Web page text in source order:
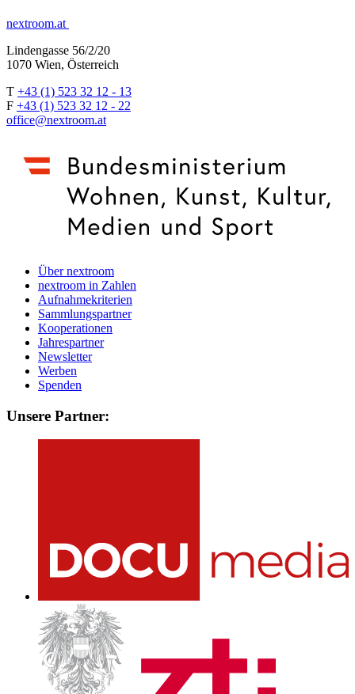
nextroom.at
Lindengasse 56/2/20
1070 Wien, Österreich
T +43 (1) 523 32 12 - 13
F +43 (1) 523 32 12 - 22
office@nextroom.at
Über nextroom
nextroom in Zahlen
Aufnahmekriterien
Sammlungspartner
Kooperationen
Jahrespartner
Newsletter
Werben
Spenden
Unsere Partner: